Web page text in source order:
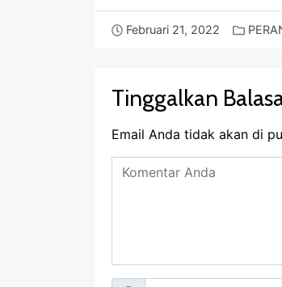
Februari 21, 2022
Tinggalkan
Email Anda tidak akan di